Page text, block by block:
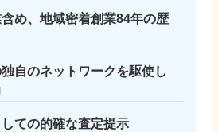
め、地域密着創業84年の歴
自のネットワークを駆使し
ての的確な査定提示